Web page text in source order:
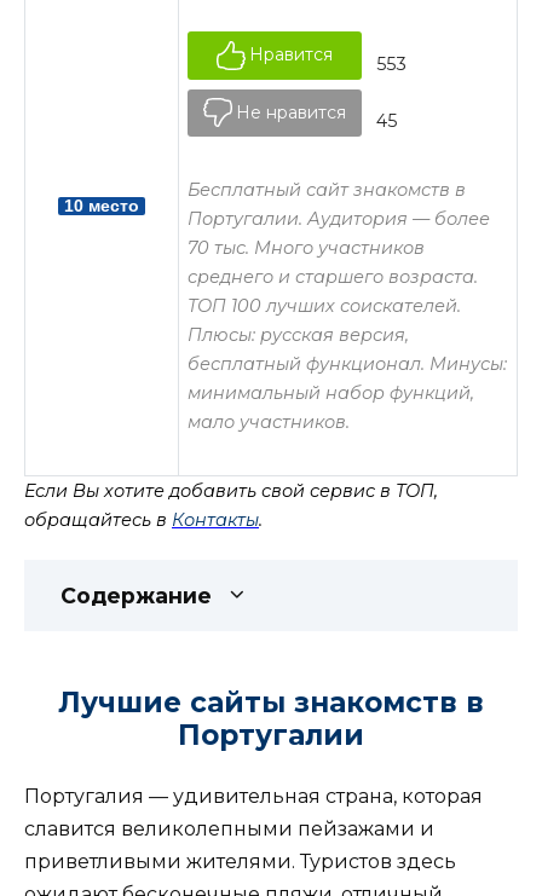
Если Вы хотите добавить свой сервис в ТОП,
обращайтесь в Контакты.
10 место
Нравится 553
Не нравится 45
Бесплатный сайт знакомств в
Португалии. Аудитория — более
70 тыс. Много участников
среднего и старшего возраста.
ТОП 100 лучших соискателей.
Плюсы: русская версия,
бесплатный функционал. Минусы:
минимальный набор функций,
мало участников.
Содержание
Лучшие сайты знакомств в
Португалии
Португалия — удивительная страна, которая
славится великолепными пейзажами и
приветливыми жителями. Туристов здесь